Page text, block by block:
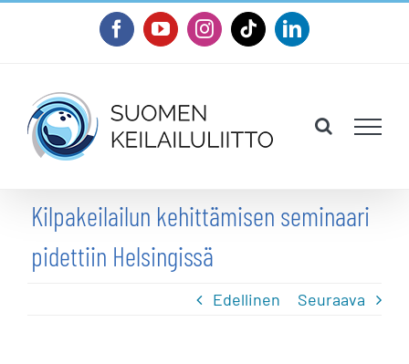
FacebookYouTubeInstagram
TiktokLinkedIn
Kilpakeilailun kehittämisen seminaari
pidettiin Helsingissä
Edellinen Seuraava